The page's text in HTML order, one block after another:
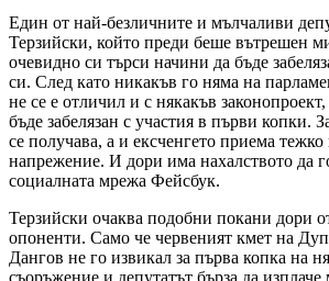
Един от най-безличните и мълчаливи
Терзийски, който преди беше вътрешен
очевидно си търси начини да бъде
си. След като никакъв го няма на
не се е отличил и с някакъв
бъде забелязан с участия в първи копки.
се получава, а и ексченгето приема
напрежение. И дори има нахалството да
социалната мрежа Фейсбук.
Терзийски очаква подобни покани дори
опоненти. Само че червеният кмет на
Дангов не го извикал за първа копка на
съоръжение и депутатът бърза да изплаче